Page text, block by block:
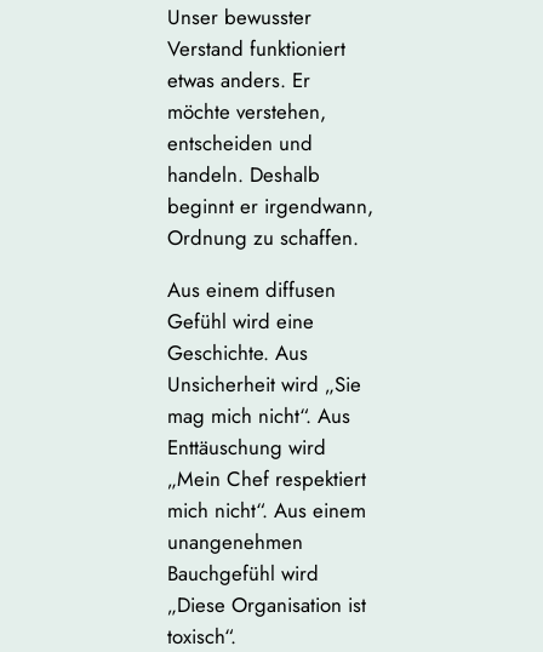
Unser bewusster
Verstand funktioniert
etwas anders. Er
möchte verstehen,
entscheiden und
handeln. Deshalb
beginnt er irgendwann,
Ordnung zu schaffen.
Aus einem diffusen
Gefühl wird eine
Geschichte. Aus
Unsicherheit wird „Sie
mag mich nicht“. Aus
Enttäuschung wird
„Mein Chef respektiert
mich nicht“. Aus einem
unangenehmen
Bauchgefühl wird
„Diese Organisation ist
toxisch“.